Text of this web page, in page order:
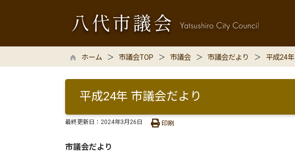
ホーム 市議会TOP 市議会 市議会だより 平成24年
平成24年 市議会だより
最終更新日： 2024年3月26日 印刷
市議会だより